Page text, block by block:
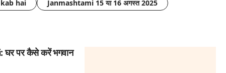
hai
Janmashtami 15 या 16 अगस्त 2025
पर कैसे करें भगवान